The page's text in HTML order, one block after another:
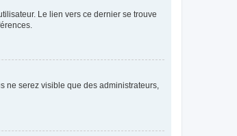
Le lien vers ce dernier se trouve
ne serez visible que des administrateurs,